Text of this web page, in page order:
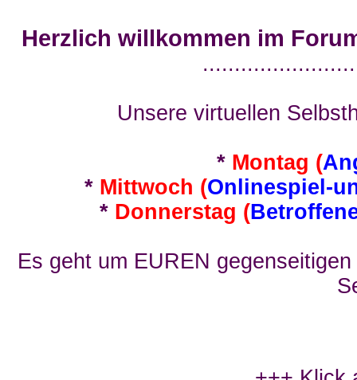
Herzlich willkommen im
Unsere virtuellen
* Montag (
* Mittwoch (Onlinespiel-
* Donnerstag (
Es geht um EUREN